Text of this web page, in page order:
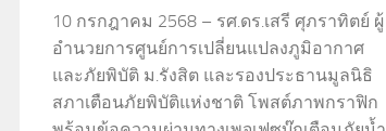
10 กรกฎาคม 2568 – รศ.ดร.เสรี ศุภราทิตย์ ผู้
อำนวยการศูนย์การเปลี่ยนแปลงภูมิอากาศ
และภัยพิบัติ ม.รังสิต และรองประธานมูลนิธิ
สภาเตือนภัยพิบัติแห่งชาติ โพสต์ภาพกราฟิก